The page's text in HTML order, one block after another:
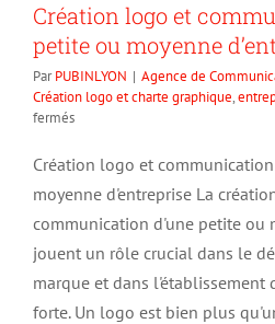
Création logo et
petite ou moyenne
ParPUBINLYON | Agence de
Création logo et charte graphique,
ferméssur
logo
communication
d’une
ou
moyenne
d’entreprise
Création logo et
moyenne d'entreprise La
communication d'une petite ou
jouent un rôle crucial dans le
marque et dans
forte. Un logo est bien plus